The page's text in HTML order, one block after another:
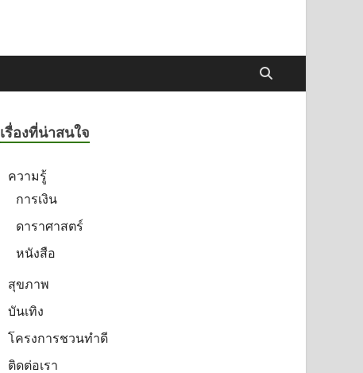
เรื่องที่น่าสนใจ
ความรู้
การเงิน
ดาราศาสตร์
หนังสือ
สุขภาพ
บันเทิง
โครงการชวนทำดี
ติดต่อเรา